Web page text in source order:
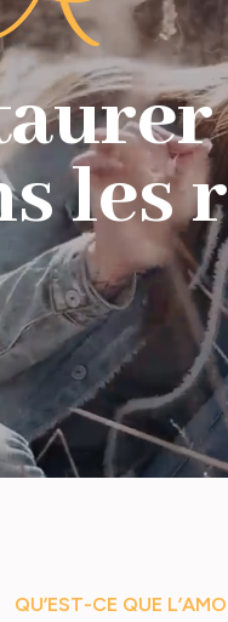
les
QU’EST-CE QUE